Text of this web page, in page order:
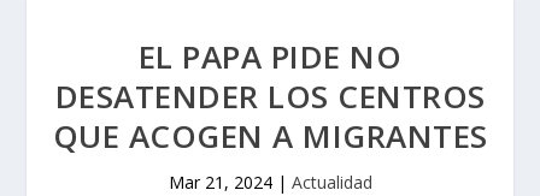
EL PAPA PIDE NO
DESATENDER LOS CENTROS
QUE ACOGEN A MIGRANTES
Mar 21, 2024| Actualidad